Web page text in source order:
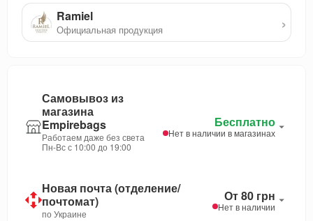
Ramiel
Официальная продукция ›
Самовывоз из
магазина
Empirebags
Работаем даже без света
Пн-Вс с 10:00 до 19:00
Бесплатно
Нет в наличии в магазинах
Новая почта (отделение/
почтомат)
по Украине
От 80 грн
Нет в наличии